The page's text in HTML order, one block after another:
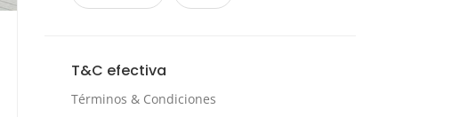
T&C efectiva
Términos & Condiciones